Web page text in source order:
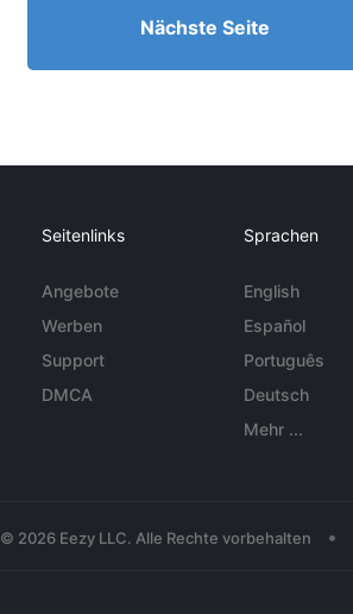
Nächste Seite
Seitenlinks
Angebote
Werben
Support
DMCA
Sprachen
English
Español
Português
Deutsch
Mehr ...
© 2026 Eezy LLC. Alle Rechte vorbehalten •